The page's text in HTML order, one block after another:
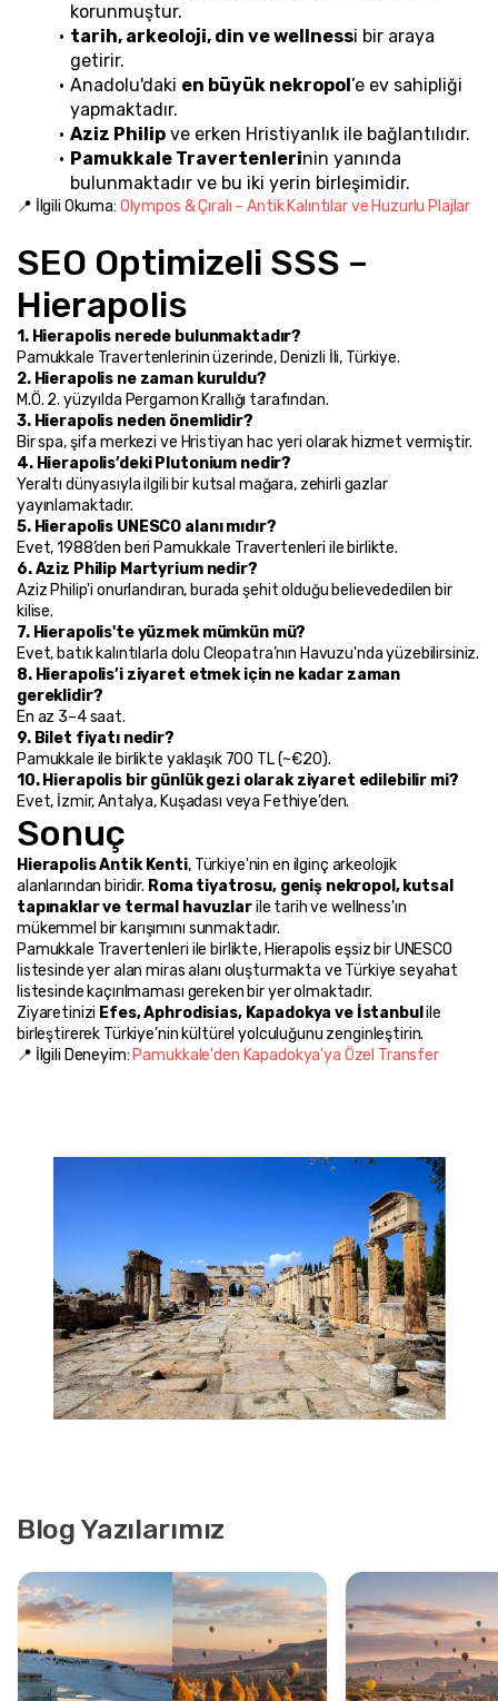
korunmuştur.
tarih, arkeoloji, din ve wellnessi bir araya
getirir.
Anadolu'daki en büyük nekropol ’e ev sahipliği
yapmaktadır.
Aziz Philip ve erken Hristiyanlık ile bağlantılıdır.
Pamukkale Travertenlerinin yanında
bulunmaktadır ve bu iki yerin birleşimidir.
📍 İlgili Okuma: Olympos & Çıralı – Antik Kalıntılar ve Huzurlu Plajlar
SEO Optimizeli SSS –
Hierapolis
1. Hierapolis nerede bulunmaktadır?
Pamukkale Travertenlerinin üzerinde, Denizli İli, Türkiye.
2. Hierapolis ne zaman kuruldu?
M.Ö. 2. yüzyılda Pergamon Krallığı tarafından.
3. Hierapolis neden önemlidir?
Bir spa, şifa merkezi ve Hristiyan hac yeri olarak hizmet vermiştir.
4. Hierapolis’deki Plutonium nedir?
Yeraltı dünyasıyla ilgili bir kutsal mağara, zehirli gazlar
yayınlamaktadır.
5. Hierapolis UNESCO alanı mıdır?
Evet, 1988’den beri Pamukkale Travertenleri ile birlikte.
6. Aziz Philip Martyrium nedir?
Aziz Philip'i onurlandıran, burada şehit olduğu believededilen bir
kilise.
7. Hierapolis'te yüzmek mümkün mü?
Evet, batık kalıntılarla dolu Cleopatra’nın Havuzu'nda yüzebilirsiniz.
8. Hierapolis’i ziyaret etmek için ne kadar zaman
gereklidir?
En az 3–4 saat.
9. Bilet fiyatı nedir?
Pamukkale ile birlikte yaklaşık 700 TL (~€20).
10. Hierapolis bir günlük gezi olarak ziyaret edilebilir mi?
Evet, İzmir, Antalya, Kuşadası veya Fethiye’den.
Sonuç
Hierapolis Antik Kenti, Türkiye'nin en ilginç arkeolojik
alanlarından biridir. Roma tiyatrosu, geniş nekropol, kutsal
tapınaklar ve termal havuzlar ile tarih ve wellness'ın
mükemmel bir karışımını sunmaktadır.
Pamukkale Travertenleri ile birlikte, Hierapolis eşsiz bir UNESCO
listesinde yer alan miras alanı oluşturmakta ve Türkiye seyahat
listesinde kaçırılmaması gereken bir yer olmaktadır.
Ziyaretinizi Efes, Aphrodisias, Kapadokya ve İstanbul ile
birleştirerek Türkiye’nin kültürel yolculuğunu zenginleştirin.
📍 İlgili Deneyim: Pamukkale'den Kapadokya'ya Özel Transfer
Blog Yazılarımız